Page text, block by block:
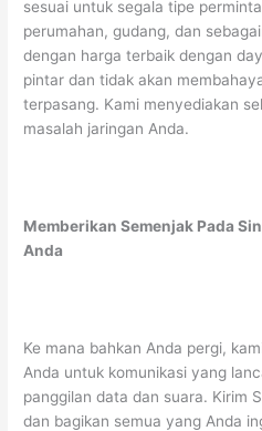
sesuai untuk segala tipe
perumahan, gudang, dan
dengan harga terbaik dengan
pintar dan tidak akan
terpasang. Kami menyediakan
masalah jaringan Anda.
Memberikan Semenjak Pada
Anda
Ke mana bahkan Anda pergi,
Anda untuk komunikasi yang
panggilan data dan suara. Kirim
dan bagikan semua yang Anda